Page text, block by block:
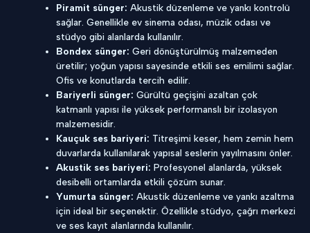
Piramit sünger: Akustik düzenleme ve yankı kontrolü
sağlar. Genellikle ev sinema odası, müzik odası ve
stüdyo gibi alanlarda kullanılır.
Bondex sünger: Geri dönüştürülmüş malzemeden
üretilir; yoğun yapısı sayesinde etkili ses emilimi sağlar.
Ofis ve konutlarda tercih edilir.
Bariyerli sünger: Gürültü geçişini azaltan çok
katmanlı yapısı ile yüksek performanslı bir izolasyon
malzemesidir.
Kauçuk ses bariyeri: Titreşimi keser, hem zemin hem
duvarlarda kullanılarak yapısal seslerin yayılmasını önler.
Akustik ses bariyeri: Profesyonel alanlarda, yüksek
desibelli ortamlarda etkili çözüm sunar.
Yumurta sünger: Akustik düzenleme ve yankı azaltma
için ideal bir seçenektir. Özellikle stüdyo, çağrı merkezi
ve ses kayıt alanlarında kullanılır.